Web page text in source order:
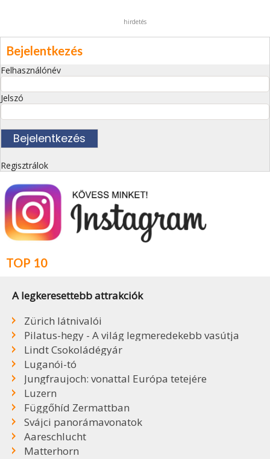
hirdetés
Bejelentkezés
Felhasználónév
Jelszó
Regisztrálok
TOP 10
A legkeresettebb attrakciók
Zürich látnivalói
Pilatus-hegy - A világ legmeredekebb vasútja
Lindt Csokoládégyár
Luganói-tó
Jungfraujoch: vonattal Európa tetejére
Luzern
Függőhíd Zermattban
Svájci panorámavonatok
Aareschlucht
Matterhorn